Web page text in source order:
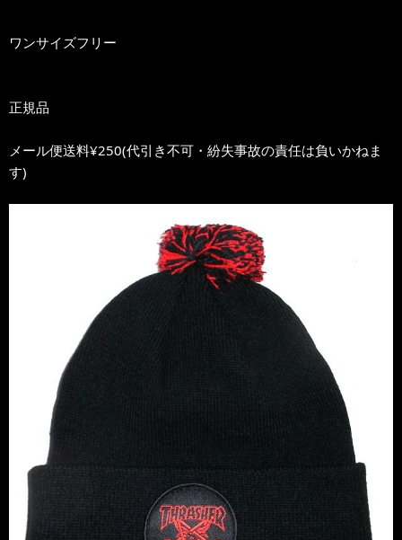
ワンサイズフリー
正規品
メール便送料¥250(代引き不可・紛失事故の責任は負いかねま
す)